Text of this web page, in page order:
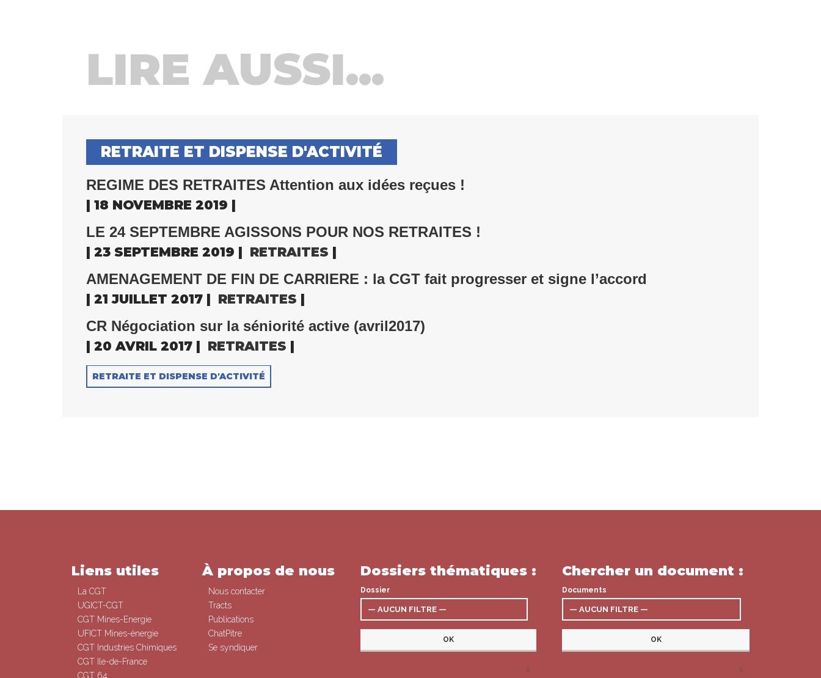
LIRE AUSSI...
RETRAITE ET DISPENSE D'ACTIVITÉ
REGIME DES RETRAITES Attention aux idées reçues !
| 18 NOVEMBRE 2019 |
LE 24 SEPTEMBRE AGISSONS POUR NOS RETRAITES !
| 23 SEPTEMBRE 2019 | RETRAITES |
AMENAGEMENT DE FIN DE CARRIERE : la CGT fait progresser et signe l’accord
| 21 JUILLET 2017 | RETRAITES |
CR Négociation sur la séniorité active (avril2017)
| 20 AVRIL 2017 | RETRAITES |
RETRAITE ET DISPENSE D'ACTIVITÉ
Liens utiles
La CGT
UGICT-CGT
CGT Mines-Energie
UFICT Mines-énergie
CGT Industries Chimiques
CGT Ile-de-France
CGT 64
À propos de nous
Nous contacter
Tracts
Publications
ChatPitre
Se syndiquer
Dossiers thématiques :
Dossier
x
Chercher un document :
Documents
x